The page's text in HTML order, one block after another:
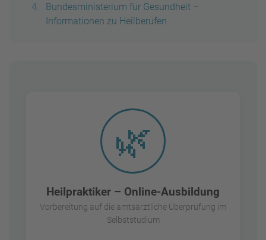
Bundesministerium für Gesundheit –
Informationen zu Heilberufen
🌿
Heilpraktiker – Online-Ausbildung
Vorbereitung auf die amtsärztliche Überprüfung im
Selbststudium